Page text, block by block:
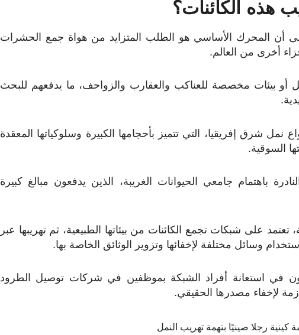
هذه الكائنات؟
إلى أن المحرك الأساسي هو الطلب المتزايد من هواة جمع الحشرات
أخرى من العالم.
أو بيئات مخصصة للعناكب والعقارب والزواحف، ما يدفعهم للبحث
شرق إفريقيا، التي تتميز بأحجامها الكبيرة وسلوكياتها المعقدة
السوقية.
باهتمام جامعي الحيوانات الغريبة، الذين يدفعون مبالغ كبيرة
على شبكات تجمع الكائنات من بيئاتها الطبيعية، ثم تهريبها عبر
وسائل مختلفة لإخفائها وتزوير الوثائق الخاصة بها.
في استعانة أفراد الشبكة بموظفين في شركات توصيل الطرود
لإخفاء مصدرها الحقيقي.